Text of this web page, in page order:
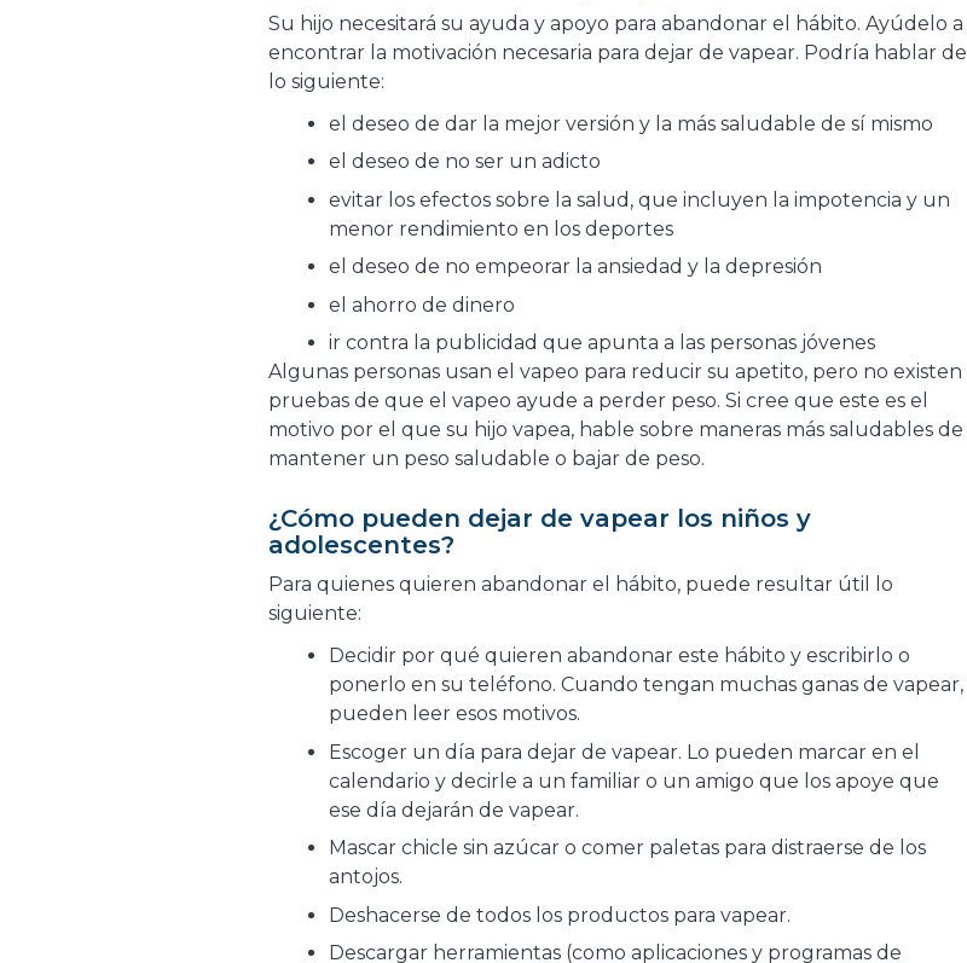
Su hijo necesitará su ayuda y apoyo para abandonar el hábito. Ayúdelo a
encontrar la motivación necesaria para dejar de vapear. Podría hablar de
lo siguiente:
el deseo de dar la mejor versión y la más saludable de sí mismo
el deseo de no ser un adicto
evitar los efectos sobre la salud, que incluyen la impotencia y un
menor rendimiento en los deportes
el deseo de no empeorar la ansiedad y la depresión
el ahorro de dinero
ir contra la publicidad que apunta a las personas jóvenes
Algunas personas usan el vapeo para reducir su apetito, pero no existen
pruebas de que el vapeo ayude a perder peso. Si cree que este es el
motivo por el que su hijo vapea, hable sobre maneras más saludables de
mantener un peso saludable o bajar de peso.
¿Cómo pueden dejar de vapear los niños y
adolescentes?
Para quienes quieren abandonar el hábito, puede resultar útil lo
siguiente:
Decidir por qué quieren abandonar este hábito y escribirlo o
ponerlo en su teléfono. Cuando tengan muchas ganas de vapear,
pueden leer esos motivos.
Escoger un día para dejar de vapear. Lo pueden marcar en el
calendario y decirle a un familiar o un amigo que los apoye que
ese día dejarán de vapear.
Mascar chicle sin azúcar o comer paletas para distraerse de los
antojos.
Deshacerse de todos los productos para vapear.
Descargar herramientas (como aplicaciones y programas de